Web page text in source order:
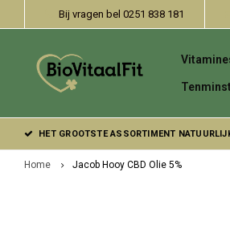
Bij vragen bel 0251 838 181
HET GROOTSTE ASSORTIMENT
Home Jacob Hooy CBD Olie 5%